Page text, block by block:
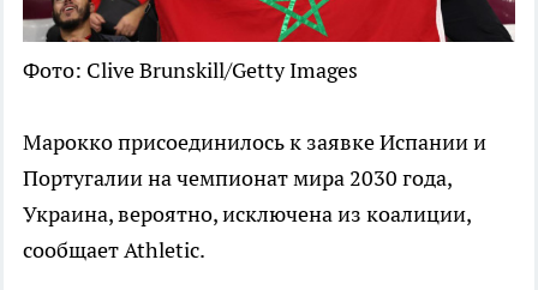
Фото: Clive Brunskill/Getty Images
Марокко присоединилось к заявке Испании и
Португалии на чемпионат мира 2030 года,
Украина, вероятно, исключена из коалиции,
сообщает Athletic.